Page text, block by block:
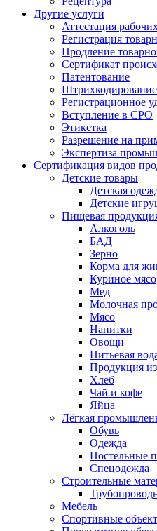
Другие услуги
Аттестация
Регистрация
Продление
Сертификат
Патентование
Штрихкодирование
Регистрационное
Вступление в СРО
Этикетка
Разрешение на
Экспертиза
Сертификация видов
Детские товары
Детская
Детские
Пищевая
Алкоголь
БАД
Зерно
Корма для
Куриное мясо
Мед
Молочная
Мясо
Напитки
Овощи
Питьевая
Продукция
Хлеб
Чай и кофе
Яйца
Лёгкая
Обувь
Одежда
Постельные
Спецодежда
Строительные
Мебель
Спортивные